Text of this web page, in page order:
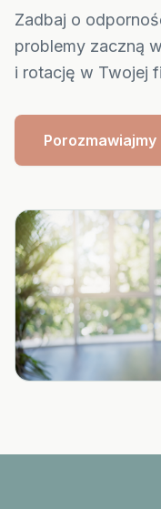
Zadbaj o
problemy zaczną
i rotację w Twojej